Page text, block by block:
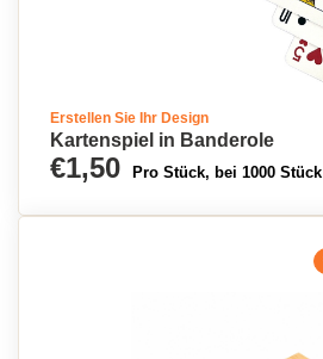
Erstellen Sie Ihr Design
Kartenspiel in Banderole
€1,50 Pro Stück, bei 1000 Stück